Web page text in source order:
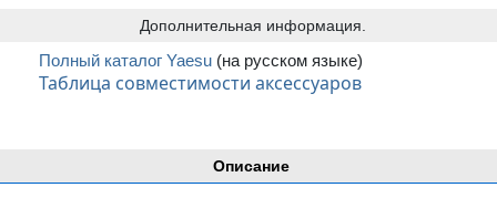
Описание
Дополнительная информация.
Полный каталог Yaesu (на русском языке)
Таблица совместимости аксессуаров